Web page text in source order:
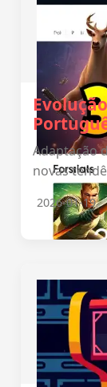
Adaptação
novas
2026-01-19